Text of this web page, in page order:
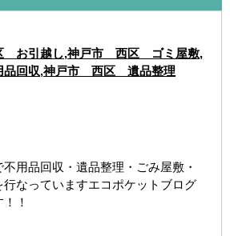
お引越し,神戸市 西区 ゴミ屋敷,
回収,神戸市 西区 遺品整理
用品回収・遺品整理・ごみ屋敷・
なっていますエコポケットブログ
！